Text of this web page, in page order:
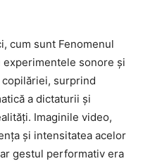
cum sunt Fenomenul
sonore și
copilăriei, surprind
a dictaturii și
Imaginile video,
și intensitatea acelor
gestul performativ era